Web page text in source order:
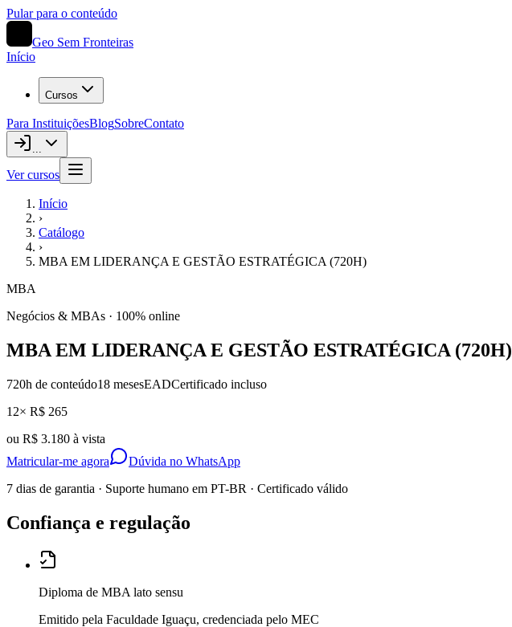
Pular para o conteúdo
Geo Sem Fronteiras
Início
Cursos
Para InstituiçõesBlogSobreContato
...
Ver cursos
Início
›
Catálogo
›
MBA EM LIDERANÇA E GESTÃO ESTRATÉGICA (720H)
MBA
Negócios & MBAs · 100% online
MBA EM LIDERANÇA E GESTÃO ESTRATÉGICA (720H)
720h de conteúdo18 mesesEADCertificado incluso
12× R$ 265
ou R$ 3.180 à vista
Matricular-me agora
Dúvida no WhatsApp
7 dias de garantia · Suporte humano em PT-BR · Certificado válido
Confiança e regulação
Diploma de MBA lato sensu
Emitido pela Faculdade Iguaçu, credenciada pelo MEC